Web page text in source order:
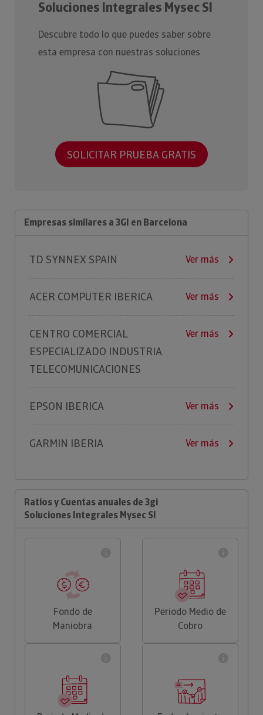
Soluciones Integrales Mysec Sl
Descubre todo lo que puedes saber sobre
esta empresa con nuestras soluciones
SOLICITAR PRUEBA GRATIS
Empresas similares a 3GI en Barcelona
TD SYNNEX SPAIN Ver más
ACER COMPUTER IBERICA Ver más
CENTRO COMERCIAL
ESPECIALIZADO INDUSTRIA
TELECOMUNICACIONES
Ver más
EPSON IBERICA Ver más
GARMIN IBERIA Ver más
Ratios y Cuentas anuales de 3gi
Soluciones Integrales Mysec Sl
Fondo de
Maniobra
Periodo Medio de
Cobro